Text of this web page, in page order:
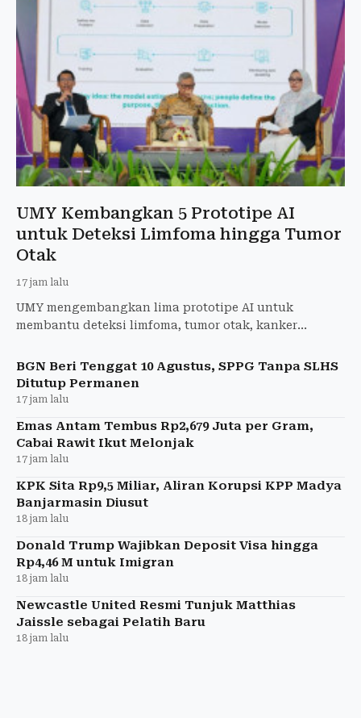
UMY Kembangkan 5 Prototipe AI
untuk Deteksi Limfoma hingga Tumor
Otak
17 jam lalu
UMY mengembangkan lima prototipe AI untuk
membantu deteksi limfoma, tumor otak, kanker
BGN Beri Tenggat 10 Agustus, SPPG Tanpa SLHS
Ditutup Permanen
17 jam lalu
Emas Antam Tembus Rp2,679 Juta per Gram,
Cabai Rawit Ikut Melonjak
17 jam lalu
KPK Sita Rp9,5 Miliar, Aliran Korupsi KPP Madya
Banjarmasin Diusut
18 jam lalu
Donald Trump Wajibkan Deposit Visa hingga
Rp4,46 M untuk Imigran
18 jam lalu
Newcastle United Resmi Tunjuk Matthias
Jaissle sebagai Pelatih Baru
18 jam lalu